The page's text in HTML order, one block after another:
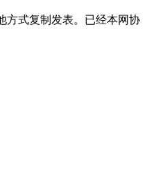
方式复制发表。已经本网协